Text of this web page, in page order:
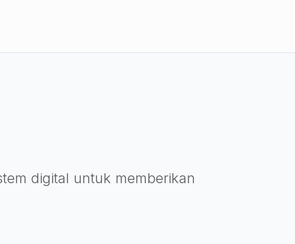
digital untuk memberikan